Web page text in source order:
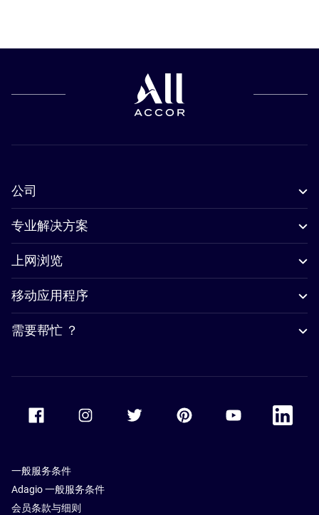
公司
专业解决方案
上网浏览
移动应用程序
需要帮忙 ？
Accor Youtube
Accor
一般服务条件
Adagio 一般服务条件
会员条款与细则